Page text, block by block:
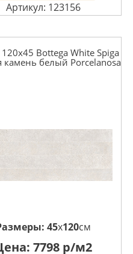
Артикул: 123156
Bottega White Spiga
камень белый Porcelanosa
45x120см
7798 р/м2